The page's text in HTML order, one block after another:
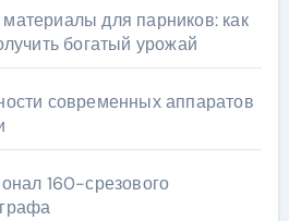
для парников: как
богатый урожай
современных аппаратов
160-срезового